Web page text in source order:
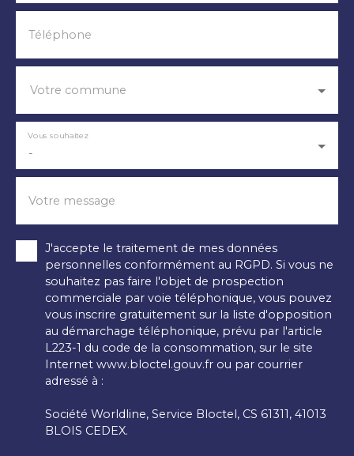
Téléphone
Votre commune
-
Vous souhaitez
Votre message
J'accepte le traitement de mes données
personnelles conformément au RGPD. Si vous ne
souhaitez pas faire l'objet de prospection
commerciale par voie téléphonique, vous pouvez
vous inscrire gratuitement sur la liste d'opposition
au démarchage téléphonique, prévu par l'article
L223-1 du code de la consommation, sur le site
Internet www.bloctel.gouv.fr ou par courrier
adressé à :
Société Worldline, Service Bloctel, CS 61311, 41013
BLOIS CEDEX.